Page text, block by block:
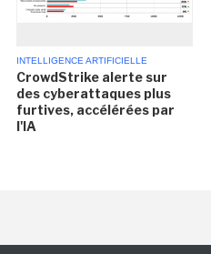
INTELLIGENCE ARTIFICIELLE
CrowdStrike alerte sur
des cyberattaques plus
furtives, accélérées par
l'IA